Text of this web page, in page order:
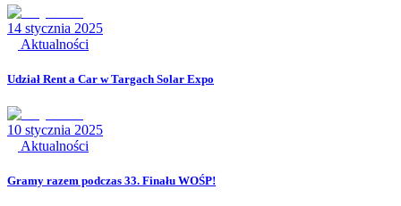
14 stycznia 2025
Aktualności
Udział Rent a Car w Targach Solar Expo
10 stycznia 2025
Aktualności
Gramy razem podczas 33. Finału WOŚP!